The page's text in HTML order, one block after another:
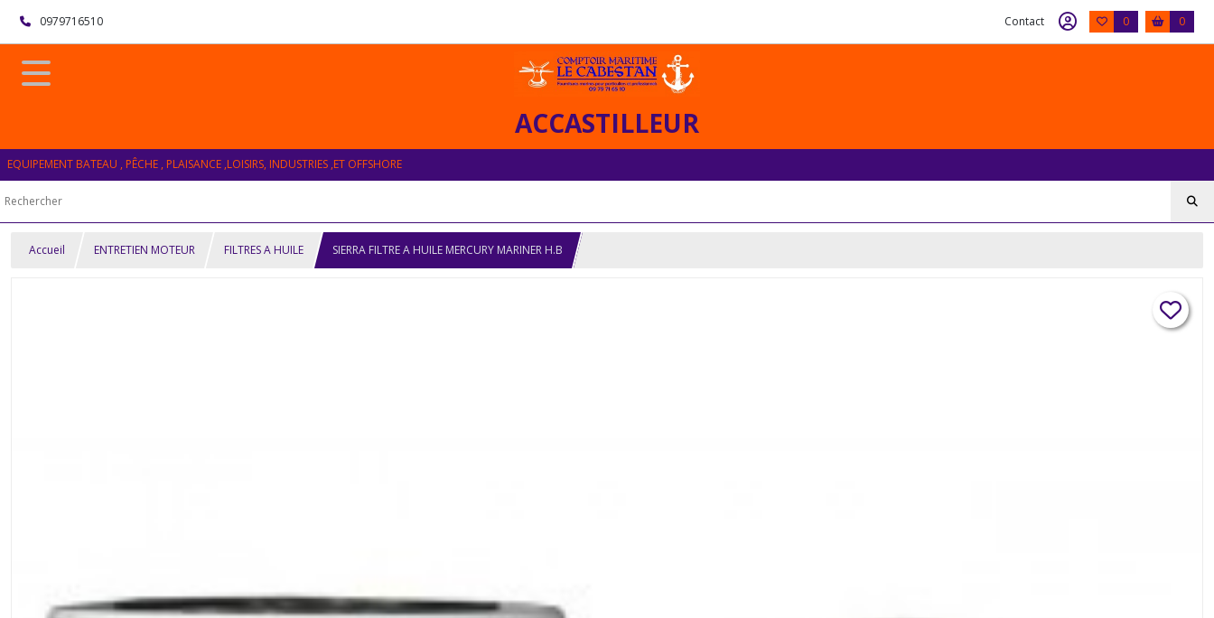
0979716510 Contact 0 0
ACCASTILLEUR
EQUIPEMENT BATEAU , PÊCHE , PLAISANCE ,LOISIRS, INDUSTRIES ,ET OFFSHORE
Accueil ENTRETIEN MOTEUR FILTRES A HUILE SIERRA FILTRE A HUILE MERCURY MARINER H.B